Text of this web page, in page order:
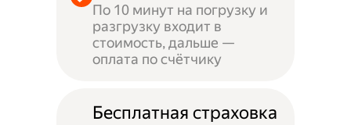
По 10 минут на погрузку и
разгрузку входит в
стоимость, дальше —
оплата по счётчику
Бесплатная страховка